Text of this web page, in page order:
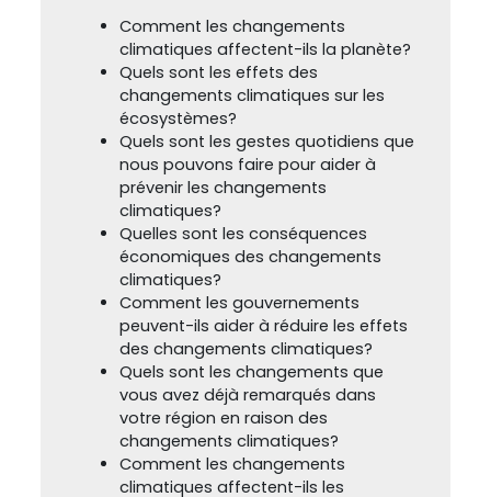
Comment les changements
climatiques affectent-ils la planète?
Quels sont les effets des
changements climatiques sur les
écosystèmes?
Quels sont les gestes quotidiens que
nous pouvons faire pour aider à
prévenir les changements
climatiques?
Quelles sont les conséquences
économiques des changements
climatiques?
Comment les gouvernements
peuvent-ils aider à réduire les effets
des changements climatiques?
Quels sont les changements que
vous avez déjà remarqués dans
votre région en raison des
changements climatiques?
Comment les changements
climatiques affectent-ils les